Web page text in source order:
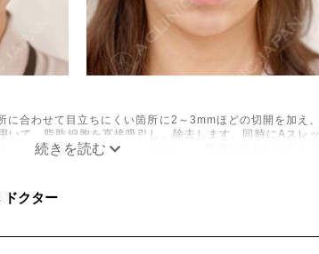
に合わせて目立ちにくい箇所に2～3mmほどの切開を加え、
いて、脂肪細胞を直接吸引し、除去します。同時にAスレッ
の目立たない部分から皮下へ挿入し、皮膚を内側から引き上
み、しびれ、むくみ、内出血、引き攣れ感などが術後一時的
、稀に貧血、細菌感染症、左右差、施術箇所の知覚鈍麻、ぼ
ドクター